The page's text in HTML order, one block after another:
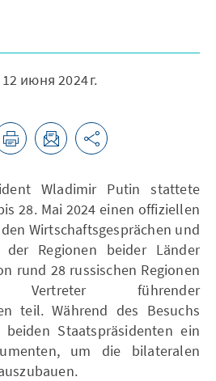
12 июня 2024 г.
Wladimir Putin stattete
28. Mai 2024 einen offiziellen
Wirtschaftsgesprächen und
Regionen beider Länder
rund 28 russischen Regionen
führender
teil. Während des Besuchs
Staatspräsidenten ein
um die bilateralen